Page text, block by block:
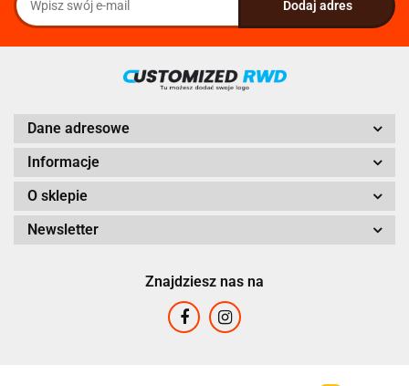
Dane adresowe
Informacje
O sklepie
Newsletter
Znajdziesz nas na